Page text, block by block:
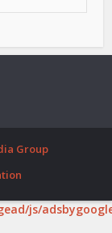
Group
js/